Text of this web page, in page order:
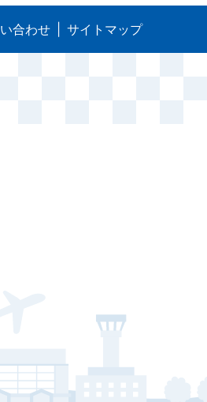
合わせ サイトマップ